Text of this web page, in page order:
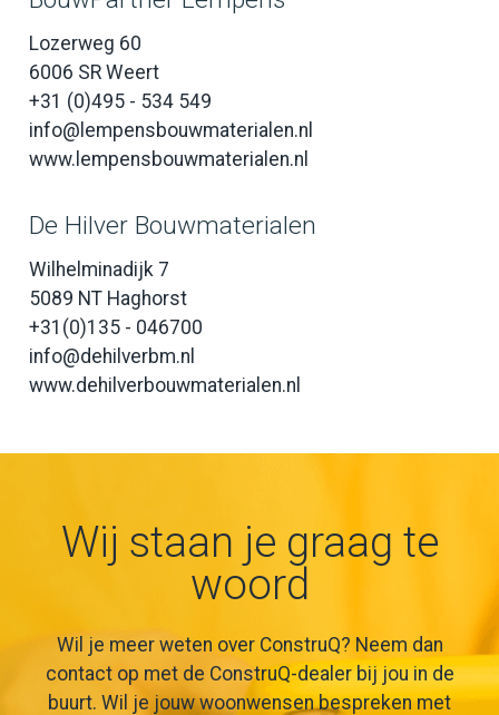
Lozerweg 60
6006 SR Weert
+31 (0)495 - 534 549
info@lempensbouwmaterialen.nl
www.lempensbouwmaterialen.nl
De Hilver Bouwmaterialen
Wilhelminadijk 7
5089 NT Haghorst
+31(0)135 - 046700
info@dehilverbm.nl
www.dehilverbouwmaterialen.nl
Wij staan je graag te
woord
Wil je meer weten over ConstruQ? Neem dan
contact op met de ConstruQ-dealer bij jou in de
buurt. Wil je jouw woonwensen bespreken met